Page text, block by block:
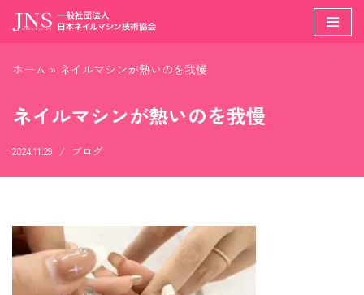
ン
ン
ツ
へ
プ
ホーム » ネイルマシンが熱いのを我慢
ネイルマシンが熱いのを我慢
2024.11.29 ブログ